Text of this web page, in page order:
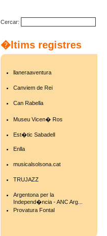
Cercar:
�ltims registres
llaneraaventura
Canviem de Rei
Can Rabella
Museu Vicen� Ros
Est�tic Sabadell
Enlla
musicalsolsona.cat
TRUJAZZ
Argentona per la
Independ�ncia - ANC Arg...
Provatura Fontal